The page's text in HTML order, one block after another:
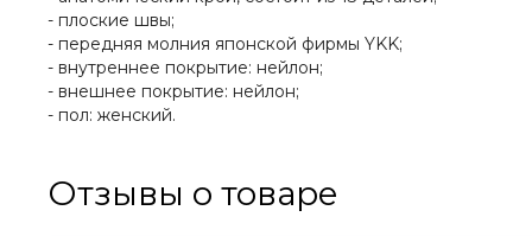
- плоские швы;
- передняя молния японской фирмы YKK;
- внутреннее покрытие: нейлон;
- внешнее покрытие: нейлон;
- пол: женский.
Отзывы о товаре